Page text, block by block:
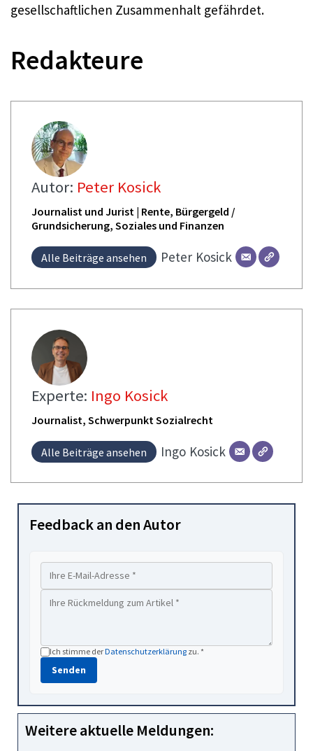
gesellschaftlichen Zusammenhalt gefährdet.
Redakteure
Autor: Peter Kosick
Journalist und Jurist | Rente, Bürgergeld /
Grundsicherung, Soziales und Finanzen
Alle Beiträge ansehen Peter Kosick
Experte: Ingo Kosick
Journalist, Schwerpunkt Sozialrecht
Alle Beiträge ansehen Ingo Kosick
Feedback an den Autor
Ich stimme derDatenschutzerklärung zu. *
Senden
Weitere aktuelle Meldungen: